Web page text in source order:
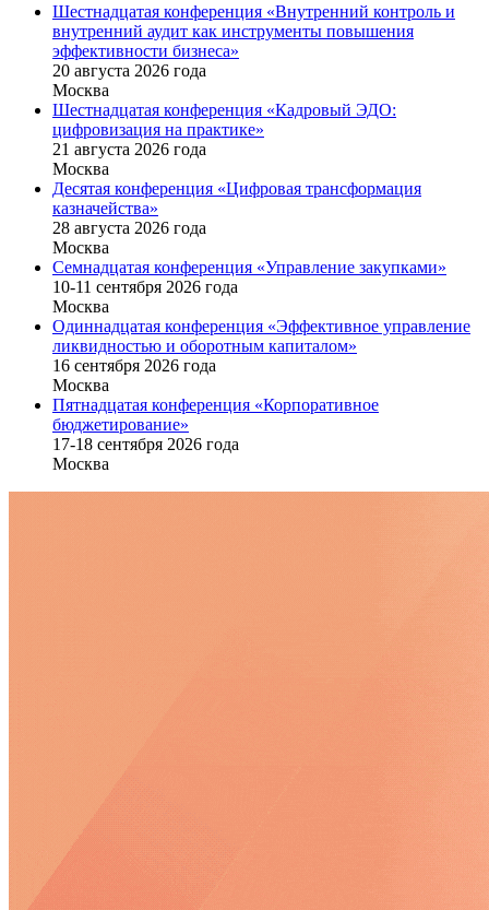
Шестнадцатая конференция «Внутренний контроль и
внутренний аудит как инструменты повышения
эффективности бизнеса»
20 августа 2026 года
Москва
Шестнадцатая конференция «Кадровый ЭДО:
цифровизация на практике»
21 августа 2026 года
Москва
Десятая конференция «Цифровая трансформация
казначейства»
28 августа 2026 года
Москва
Семнадцатая конференция «Управление закупками»
10-11 сентября 2026 года
Москва
Одиннадцатая конференция «Эффективное управление
ликвидностью и оборотным капиталом»
16 cентября 2026 года
Москва
Пятнадцатая конференция «Корпоративное
бюджетирование»
17-18 сентября 2026 года
Москва